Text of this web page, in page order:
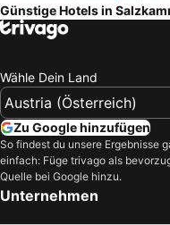
Hotel Post
Waldhof Fuschlsee Resort
JUFA Hotel Altaussee
Hotel Stadler am Attersee
G'sund & Natur Hotel Die Wasnerin - Adults
Boutiquehotel
Seehotel Schwan
Gasthof Seestern
Günstige Hotels in
Wähle Dein Land
Zu Google hinzufügen
So findest du unsere Ergebnisse
einfach: Füge trivago als
Quelle bei Google hinzu.
Unternehmen